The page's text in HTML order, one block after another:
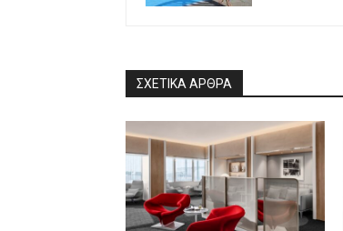
ΣΧΕΤΙΚΑ ΑΡΘΡΑ